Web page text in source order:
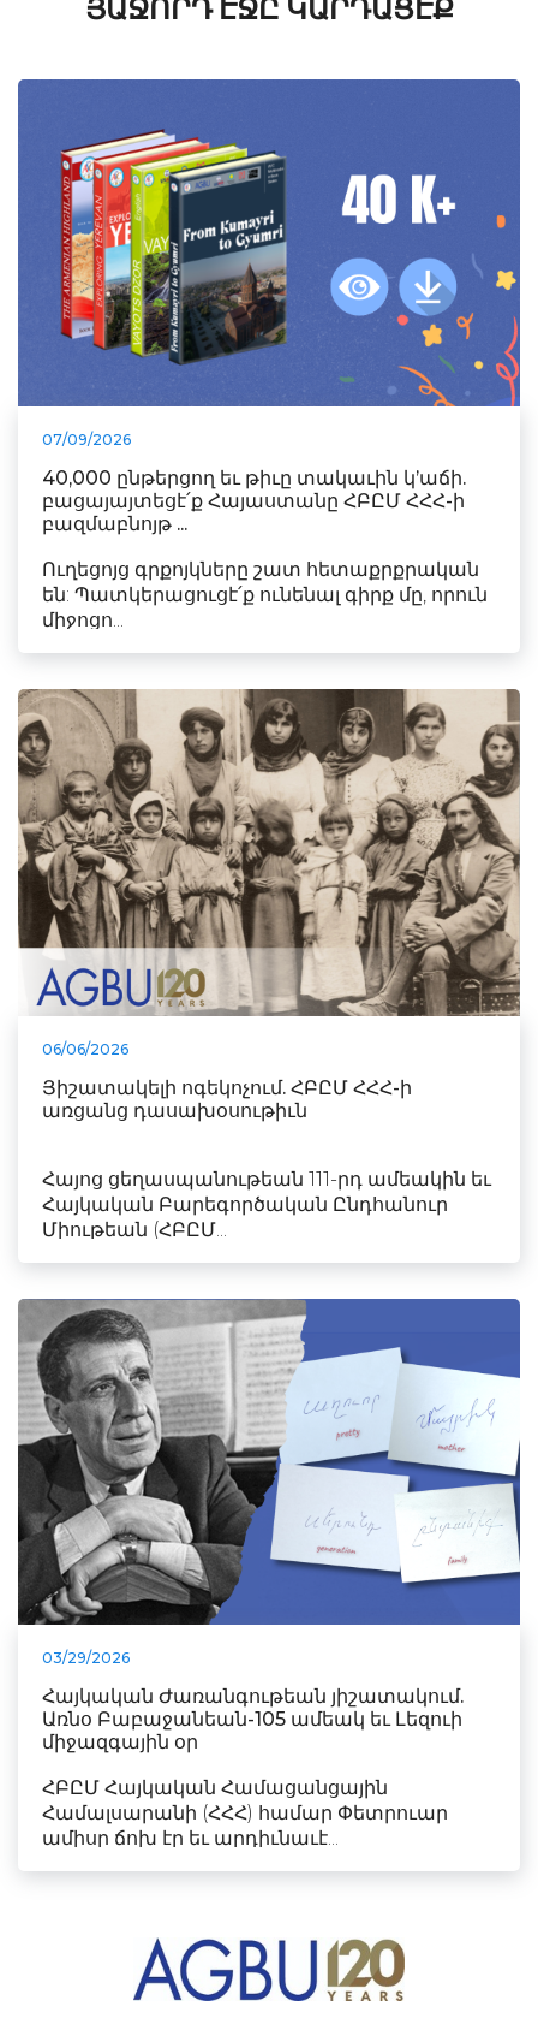
ՅԱՋՈՐԴ ԷՋԸ ԿԱՐԴԱՑԷՔ
07/09/2026
40,000 ընթերցող եւ թիւը տակաւին կ’աճի.
բացայայտեցէ՛ք Հայաստանը ՀԲԸՄ ՀՀՀ-ի
բազմաբնոյթ ...
Ուղեցոյց գրքոյկները շատ հետաքրքրական
են: Պատկերացուցէ՛ք ունենալ գիրք մը, որուն
միջոցո...
06/06/2026
Յիշատակելի ոգեկոչում. ՀԲԸՄ ՀՀՀ-ի
առցանց դասախօսութիւն
Հայոց ցեղասպանութեան 111-րդ ամեակին եւ
Հայկական Բարեգործական Ընդհանուր
Միութեան (ՀԲԸՄ...
03/29/2026
Հայկական Ժառանգութեան յիշատակում.
Առնօ Բաբաջանեան-105 ամեակ եւ Լեզուի
միջազգային օր
ՀԲԸՄ Հայկական Համացանցային
Համալսարանի (ՀՀՀ) համար Փետրուար
ամիսը ճոխ էր եւ արդիւնաւէ...